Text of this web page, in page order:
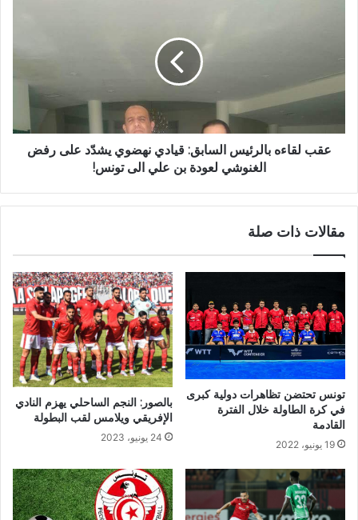
عقب لقاءه بالرئيس السابق: قيادي نهضوي يشدّد على رفض
الغنوشي لعودة بن علي الى تونس!
مقالات ذات صلة
تونس تحتضن تظاهرات دولية كبرى
في كرة الطاولة خلال الفترة
القادمة
19 يونيو، 2022
بالصور: النجم الساحلي يهزم النادي
الإفريقي ويلامس لقب البطولة
24 يونيو، 2023